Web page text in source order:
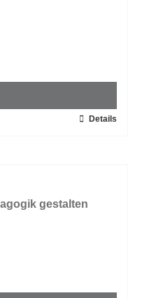
Details
gestalten